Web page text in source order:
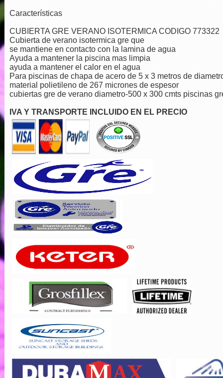
Características
CUBIERTA GRE VERANO ISOTERMICA CODIGO 773322
Cubierta de verano isotermica gre que
se mantiene en contacto con la lamina de agua
Ayuda a mantener la piscina mas limpia
ayuda a mantener el calor en el agua
Para piscinas de chapa de acero de 5 x 3 metros de
material polietileno de 267 micrones de espesor
cubiertas gre de verano diametro-500 x 300 cmts piscinas
IVA Y TRANSPORTE INCLUIDO EN EL PRECIO